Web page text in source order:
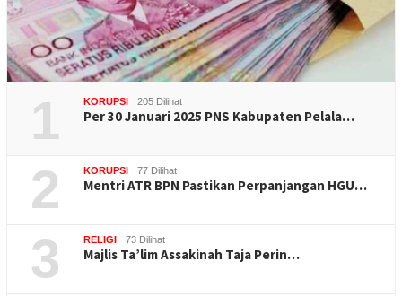
1 KORUPSI 205 Dilihat
Per 30 Januari 2025 PNS Kabupaten Pelala…
2 KORUPSI 77 Dilihat
Mentri ATR BPN Pastikan Perpanjangan HGU…
3 RELIGI 73 Dilihat
Majlis Ta’lim Assakinah Taja Perin…